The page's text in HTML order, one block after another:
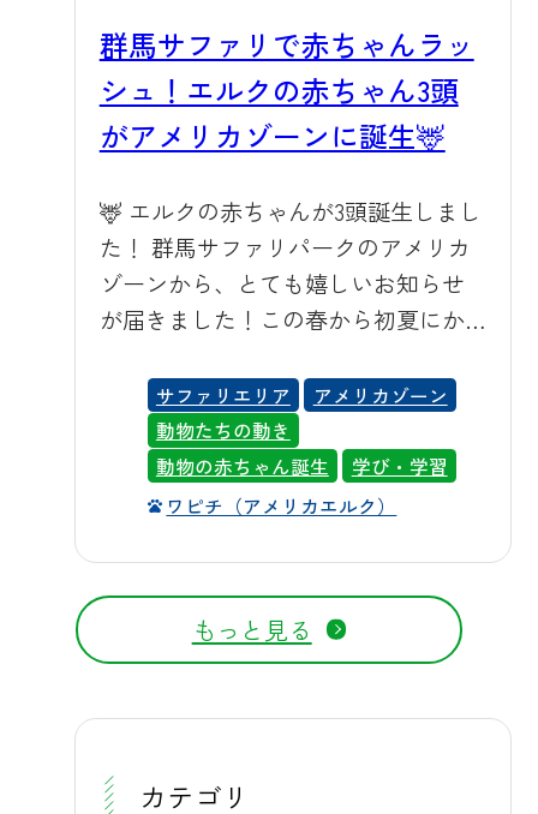
けており、乗車をお待ちいただく間
の車両の過熱やお客様の熱中症予防
にも配慮しています。さらに、園内
でご利用いただけるレンタカーも、
マイカーでお越しの場合も、いつも
の快適な車内環境のまま園内を移動
していただけますので、暑い日でも
安心してサファリ気分をお楽しみい
ラ） エサやりバス（白トラ） キリン
バス（リフト付き） プライベートツ
アー 園内イメージ レンタカーの一例
🐫動物たちへの暑さ対策 動物たちに
それぞれの体の特徴や性質に合わせ
て、きめ細かな暑さ対策を行ってい
を冷やしています。全身に勢いよく
も人気の光景です。 シロサイにも放
まだ周囲の景色に少し緊張気味の様
子も見られますが、お母さんのそば
を離れずぴったりと寄り添いなが
ら、少しずつ広い展示場に慣れてき
ています。時折、周遊バスや車が近
づくと耳をピンと立ててこちらを見
つめる姿も見られ、その仕草がまた
可愛らしいポイントです。ほかのエ
ランドの仲間たちに囲まれながら過
ごす時間も増え、日ごとに群れの中
での歩き方も上手になってきまし
た。 🚌 アフリカゾーンへはバスツア
ーがおすすめ エランドが暮らすアフ
リカゾーンへは、エサやりバスツア
ー（毎日運行・1,800円／約85分）や
サファリバス（土日祝運行・1,200円
／約70分）を利用すると、車窓からじ
っくりと赤ちゃんの様子を観察でき
も1,600円（3歳〜小学生）、シニア
群馬サファリで赤ちゃんラッ
シュ！エルクの赤ちゃん3頭
がアメリカゾーンに誕生🦌
🦌 エルクの赤ちゃんが3頭誕生しまし
た！ 群馬サファリパークのアメリカ
ゾーンから、とても嬉しいお知らせ
が届きました！この春から初夏にか
が3頭続けて誕生しました🎉まず、5
月26日、母親「キッシュ」が女の子を
出産。続いて6月1日には母親「フレー
ク」にも女の子が誕生し、さらに6月
産みました。3頭ともメスの赤ちゃん
で、アメリカゾーンが一気に華やい
でいます。写真をご覧ください。生
中に白い斑点がうっすらと散りばめ
じっとこちらを見つめています。ま
サファリエリア
アメリカゾーン
動物たちの動き
動物の赤ちゃん誕生
学び・学習
ワピチ（アメリカエルク）
もっと見る
カテゴリ